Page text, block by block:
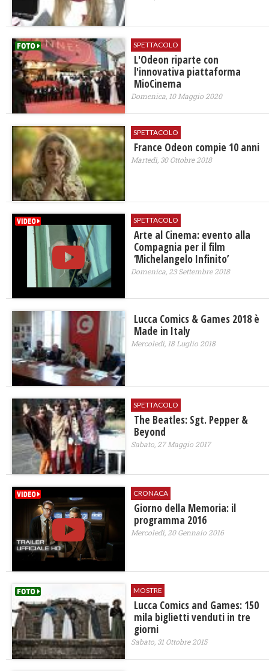
SPETTACOLO
L'Odeon riparte con
l'innovativa piattaforma
MioCinema
Domenica, 10 Maggio 2020
SPETTACOLO
France Odeon compie 10 anni
Martedì, 30 Ottobre 2018
SPETTACOLO
Arte al Cinema: evento alla
Compagnia per il film
‘Michelangelo Infinito’
Domenica, 23 Settembre 2018
Lucca Comics & Games 2018 è
Made in Italy
Mercoledì, 18 Luglio 2018
SPETTACOLO
The Beatles: Sgt. Pepper &
Beyond
Sabato, 27 Maggio 2017
CRONACA
Giorno della Memoria: il
programma 2016
Mercoledì, 20 Gennaio 2016
MOSTRE
Lucca Comics and Games: 150
mila biglietti venduti in tre
giorni
Sabato, 31 Ottobre 2015